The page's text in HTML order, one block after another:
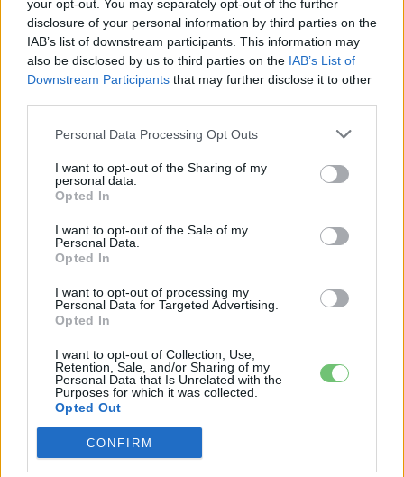
your opt-out. You may separately opt-out of the further
disclosure of your personal information by third parties on the
IAB’s list of downstream participants. This information may
also be disclosed by us to third parties on the IAB’s List of
Downstream Participants that may further disclose it to other
Personal Data Processing Opt Outs
I want to opt-out of the Sharing of my
personal data.
Opted In
I want to opt-out of the Sale of my
Personal Data.
Opted In
I want to opt-out of processing my
Personal Data for Targeted Advertising.
Opted In
I want to opt-out of Collection, Use,
Retention, Sale, and/or Sharing of my
Personal Data that Is Unrelated with the
Purposes for which it was collected.
Opted Out
CONFIRM
Egyre többen hosszabb útra is elindulnak az elektromos
autójukkal.
Elektromos autó
Még mindig a pénz a legnagyobb
visszatartó erő, hogy e-autóra
váltsanak...
Folyamatosan csökken a töltés körüli bizonytalanság a
megkérdezettek körében.